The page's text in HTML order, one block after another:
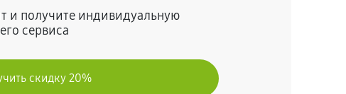
и получите индивидуальную
сервиса
скидку 20%